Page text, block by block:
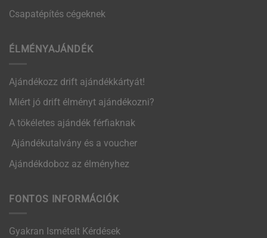
Csapatépítés cégeknek
ÉLMÉNYAJÁNDÉK
Ajándékozz drift ajándékkártyát!
Miért jó drift élményt ajándékozni?
A tökéletes ajándék férfiaknak
Ajándékutalvány és a voucher
Ajándékdoboz az élményhez
FONTOS INFORMÁCIÓK
Gyakran Ismételt Kérdések